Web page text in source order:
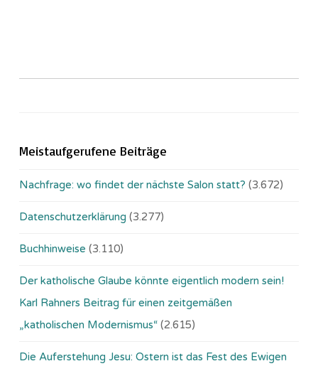
Meistaufgerufene Beiträge
Nachfrage: wo findet der nächste Salon statt? (3.672)
Datenschutzerklärung (3.277)
Buchhinweise (3.110)
Der katholische Glaube könnte eigentlich modern sein!
Karl Rahners Beitrag für einen zeitgemäßen
„katholischen Modernismus“ (2.615)
Die Auferstehung Jesu: Ostern ist das Fest des Ewigen